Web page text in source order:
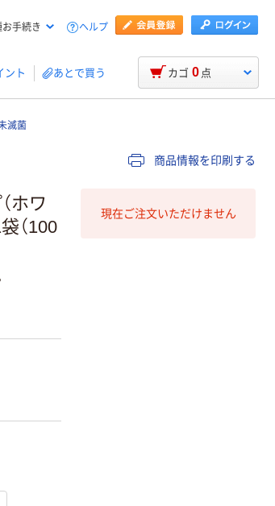
お手続き ヘルプ
ント あとで買う カゴ 0 点
滅菌
商品情報を印刷する
ホワ
（100
現在ご注文いただけません